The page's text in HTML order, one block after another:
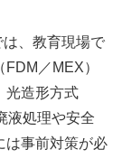
、教育現場で
／MEX）
光造形方式
液処理や安全
は事前対策が必